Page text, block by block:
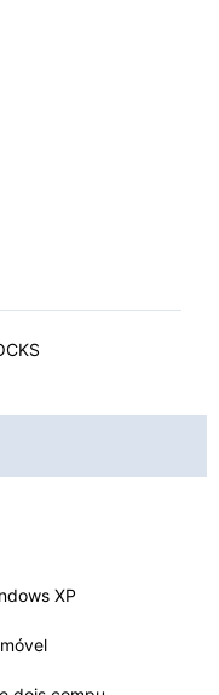
XP